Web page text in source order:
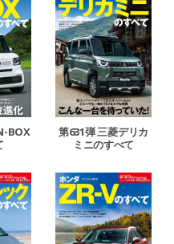
BOX
第631弾 三菱デリカ
ミニのすべて